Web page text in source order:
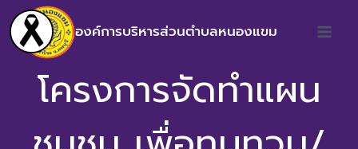
องค์การบริหารส่วนตำบลหนองแขม
โครงการจัดทำแผน